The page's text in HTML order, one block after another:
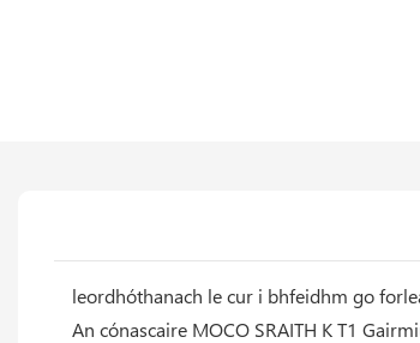
leordhóthanach le cur i bhfeidhm go
An cónascaire MOCO SRAITH K T1